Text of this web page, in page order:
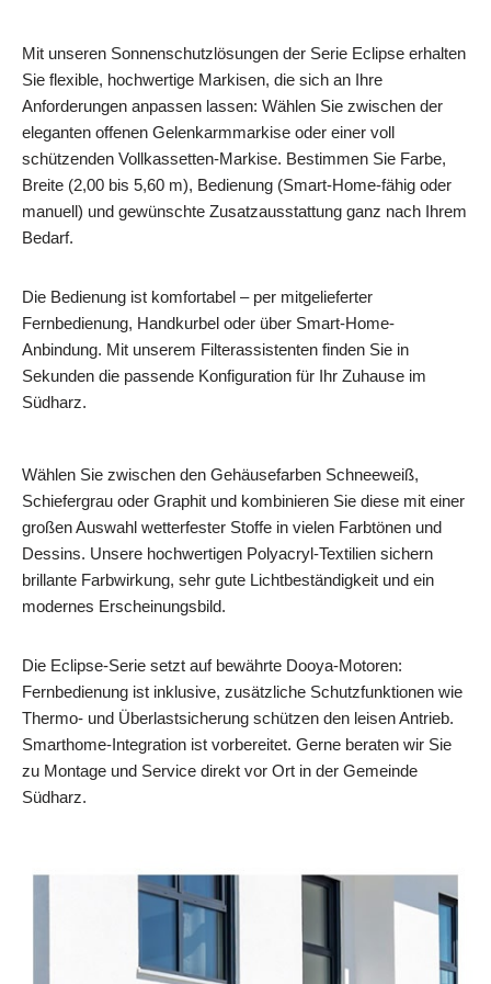
Mit unseren Sonnenschutzlösungen der Serie Eclipse erhalten
Sie flexible, hochwertige Markisen, die sich an Ihre
Anforderungen anpassen lassen: Wählen Sie zwischen der
eleganten offenen Gelenkarmmarkise oder einer voll
schützenden Vollkassetten-Markise. Bestimmen Sie Farbe,
Breite (2,00 bis 5,60 m), Bedienung (Smart-Home-fähig oder
manuell) und gewünschte Zusatzausstattung ganz nach Ihrem
Bedarf.
Die Bedienung ist komfortabel – per mitgelieferter
Fernbedienung, Handkurbel oder über Smart-Home-
Anbindung. Mit unserem Filterassistenten finden Sie in
Sekunden die passende Konfiguration für Ihr Zuhause im
Südharz.
Wählen Sie zwischen den Gehäusefarben Schneeweiß,
Schiefergrau oder Graphit und kombinieren Sie diese mit einer
großen Auswahl wetterfester Stoffe in vielen Farbtönen und
Dessins. Unsere hochwertigen Polyacryl-Textilien sichern
brillante Farbwirkung, sehr gute Lichtbeständigkeit und ein
modernes Erscheinungsbild.
Die Eclipse-Serie setzt auf bewährte Dooya-Motoren:
Fernbedienung ist inklusive, zusätzliche Schutzfunktionen wie
Thermo- und Überlastsicherung schützen den leisen Antrieb.
Smarthome-Integration ist vorbereitet. Gerne beraten wir Sie
zu Montage und Service direkt vor Ort in der Gemeinde
Südharz.